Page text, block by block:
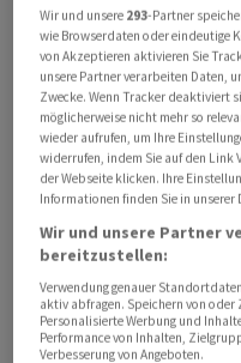
schlechte Seiten".
einmal mehr die
hätten sich aber auch
vorstellen können, die
vergangenen Sitzung
nicht noch weiter
Etwas skeptischer
wurde zum Leidwesen
verschlossen."
Wir und unsere 293-Partner
wie Browserdaten oder eindeutige
von Akzeptieren aktivieren Sie
unsere Partner verarbeiten Daten,
Zwecke. Wenn Tracker deaktiviert
möglicherweise nicht mehr so
wieder aufrufen, um Ihre
widerrufen, indem Sie auf den Link
der Webseite klicken. Ihre
Informationen finden Sie in
Wir und unsere Partner
bereitzustellen:
Verwendung genauer
aktiv abfragen. Speichern von
Personalisierte Werbung und
Performance von Inhalten,
Verbesserung von Angeboten.